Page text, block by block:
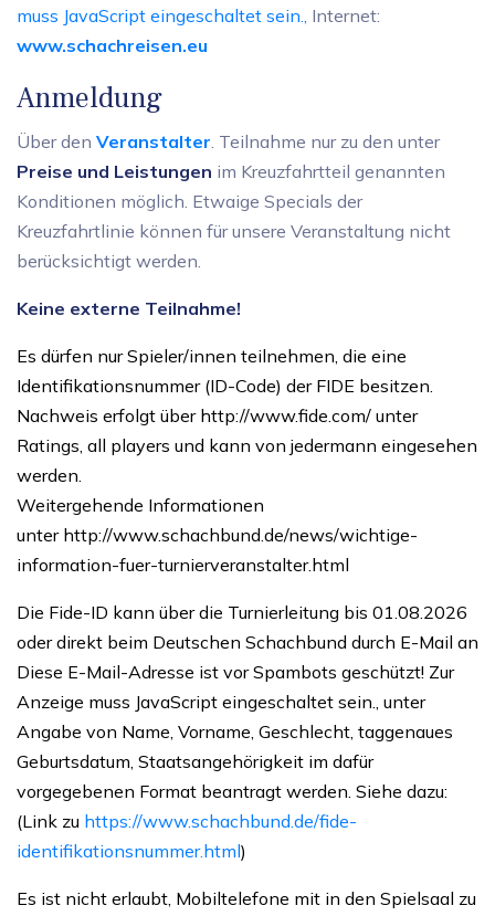
muss JavaScript eingeschaltet sein., Internet:
www.schachreisen.eu
Anmeldung
Über den Veranstalter. Teilnahme nur zu den unter
Preise und Leistungen im Kreuzfahrtteil genannten
Konditionen möglich. Etwaige Specials der
Kreuzfahrtlinie können für unsere Veranstaltung nicht
berücksichtigt werden.
Keine externe Teilnahme!
Es dürfen nur Spieler/innen teilnehmen, die eine
Identifikationsnummer (ID-Code) der FIDE besitzen.
Nachweis erfolgt über http://www.fide.com/ unter
Ratings, all players und kann von jedermann eingesehen
werden.
Weitergehende Informationen
unter http://www.schachbund.de/news/wichtige-
information-fuer-turnierveranstalter.html
Die Fide-ID kann über die Turnierleitung bis 01.08.2026
oder direkt beim Deutschen Schachbund durch E-Mail an
Diese E-Mail-Adresse ist vor Spambots geschützt! Zur
Anzeige muss JavaScript eingeschaltet sein., unter
Angabe von Name, Vorname, Geschlecht, taggenaues
Geburtsdatum, Staatsangehörigkeit im dafür
vorgegebenen Format beantragt werden. Siehe dazu:
(Link zu https://www.schachbund.de/fide-
identifikationsnummer.html)
Es ist nicht erlaubt, Mobiltelefone mit in den Spielsaal zu